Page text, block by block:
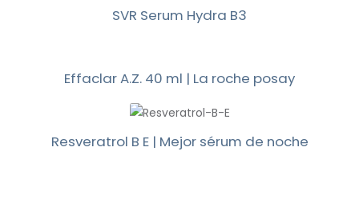
SVR Serum Hydra B3
Effaclar A.Z. 40 ml | La roche posay
Resveratrol B E | Mejor sérum de noche